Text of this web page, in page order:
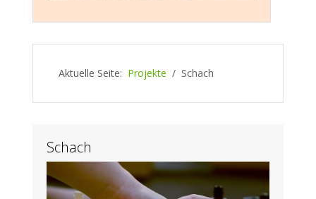
Aktuelle Seite: Projekte Schach
Schach